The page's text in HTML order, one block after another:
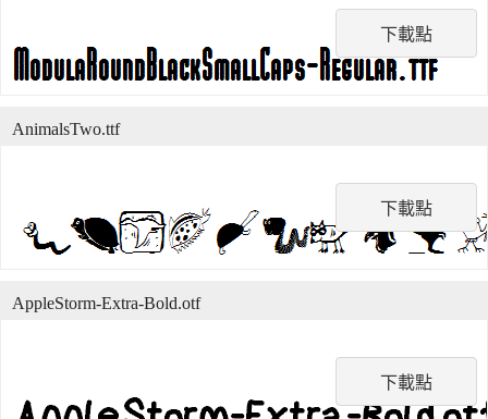
下載點
下載點
AnimalsTwo.ttf
下載點
AppleStorm-Extra-Bold.otf